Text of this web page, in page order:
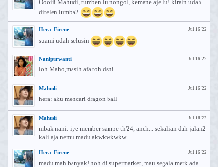
Oooiii Mahudi, tumben lu nongol, kemane aje lu! kirain udah
ditelen lumba2
Jul 16 '22
Hera_Eirene
suami udah selusin
Jul 16 '22
Nanipurwanti
loh Maho,masih afa toh dsni
Jul 16 '22
Mahudi
hera: aku mencari dragon ball
Jul 16 '22
Mahudi
mbak nani: iye member sampe th'24, aneh... sekalian dah jalan2
kali aja nemu madu akwkwkwkw
Jul 16 '22
Hera_Eirene
madu mah banyak! noh di supermarket, mau segala merk ada